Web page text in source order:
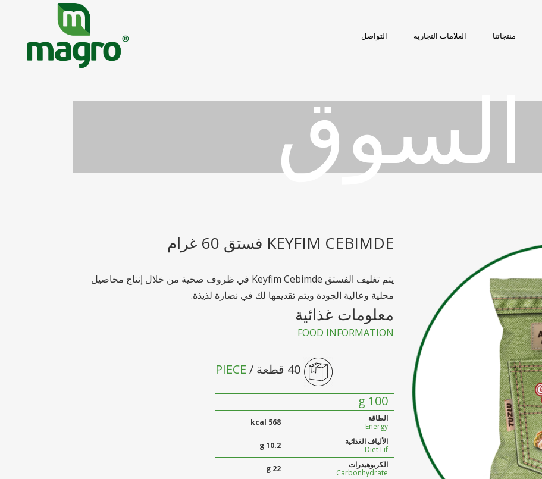
منتجاتنا العلامات التجارية التواصل
السوق
KEYFIM CEBIMDE فستق 60 غرام
يتم تغليف الفستق Keyfim Cebimde في ظروف صحية من خلال إنتاج محاصيل
محلية وعالية الجودة ويتم تقديمها لك في نضارة لذيذة.
معلومات غذائية
FOOD INFORMATION
PIECE
100 g
الطاقة
Energy
568 kcal
الألياف الغذائية
Diet Lif
10.2 g
الكربوهيدرات
Carbonhydrate
22 g